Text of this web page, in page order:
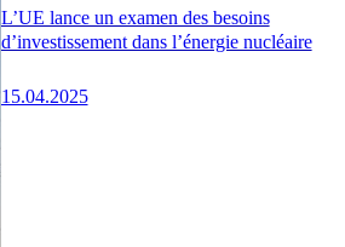
L’UE lance un examen des besoins
d’investissement dans l’énergie nucléaire
15.04.2025